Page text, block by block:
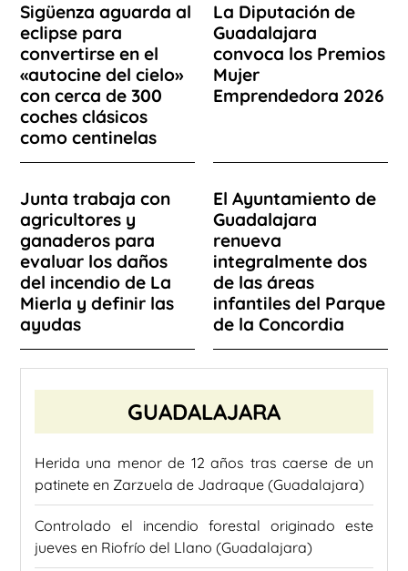
Sigüenza aguarda al
eclipse para
convertirse en el
«autocine del cielo»
con cerca de 300
coches clásicos
como centinelas
La Diputación de
Guadalajara
convoca los Premios
Mujer
Emprendedora 2026
Junta trabaja con
agricultores y
ganaderos para
evaluar los daños
del incendio de La
Mierla y definir las
ayudas
El Ayuntamiento de
Guadalajara
renueva
integralmente dos
de las áreas
infantiles del Parque
de la Concordia
GUADALAJARA
Herida una menor de 12 años tras caerse de un
patinete en Zarzuela de Jadraque (Guadalajara)
Controlado el incendio forestal originado este
jueves en Riofrío del Llano (Guadalajara)